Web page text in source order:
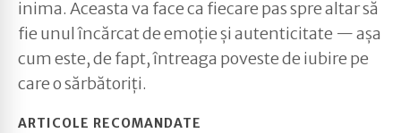
inima. Aceasta va face ca fiecare pas spre altar să
fie unul încărcat de emoție și autenticitate — așa
cum este, de fapt, întreaga poveste de iubire pe
care o sărbătoriți.
ARTICOLE RECOMANDATE